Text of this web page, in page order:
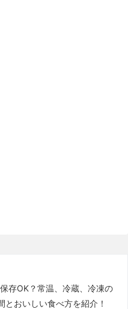
存OK？常温、冷蔵、冷凍の
とおいしい食べ方を紹介！